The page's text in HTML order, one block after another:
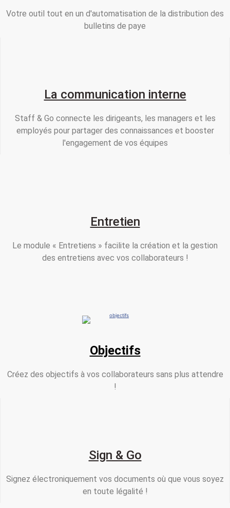
Votre outil tout en un d'automatisation de la distribution des
bulletins de paye
La communication interne
Staff & Go connecte les dirigeants, les managers et les
employés pour partager des connaissances et booster
l'engagement de vos équipes
Entretien
Le module « Entretiens » facilite la création et la gestion
des entretiens avec vos collaborateurs !
Objectifs
Créez des objectifs à vos collaborateurs sans plus attendre
!
Sign & Go
Signez électroniquement vos documents où que vous soyez
en toute légalité !